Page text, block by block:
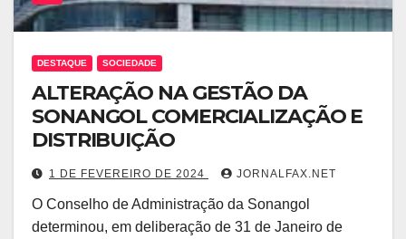
DESTAQUE SOCIEDADE
ALTERAÇÃO NA GESTÃO DA
SONANGOL COMERCIALIZAÇÃO E
DISTRIBUIÇÃO
1 DE FEVEREIRO DE 2024 JORNALFAX.NET
O Conselho de Administração da Sonangol
determinou, em deliberação de 31 de Janeiro de